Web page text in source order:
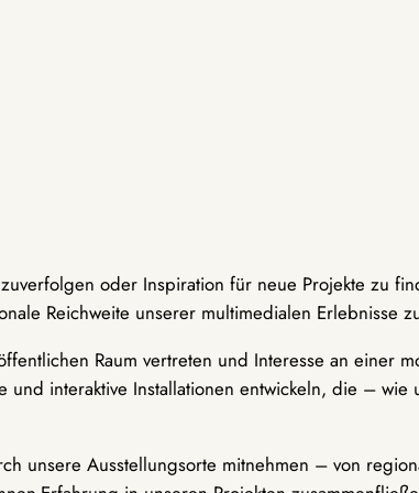
oder Inspiration für neue Projekte zu
Reichweite unserer multimedialen Erlebnisse
Raum vertreten und Interesse an einer
und interaktive Installationen entwickeln, die –
unsere Ausstellungsorte mitnehmen – von